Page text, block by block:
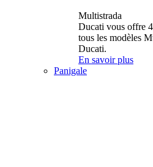
Multistrada
Ducati vous offre
tous les modèles
Ducati.
En savoir plus
Panigale